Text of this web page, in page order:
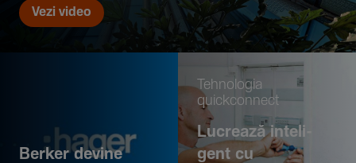
Vezi video
Berker devine
Tehno­logia
quickconnect
Lucrează inte­li­
gent cu